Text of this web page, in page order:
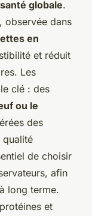
santé globale.
observée dans
en
et réduit
Les
clé : des
ou le
des
qualité
de choisir
afin
long terme.
et